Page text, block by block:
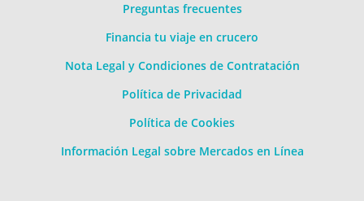
Preguntas frecuentes
Financia tu viaje en crucero
Nota Legal y Condiciones de Contratación
Política de Privacidad
Política de Cookies
Información Legal sobre Mercados en Línea